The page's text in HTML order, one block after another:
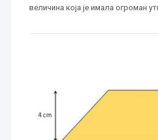
величина која је имала огроман